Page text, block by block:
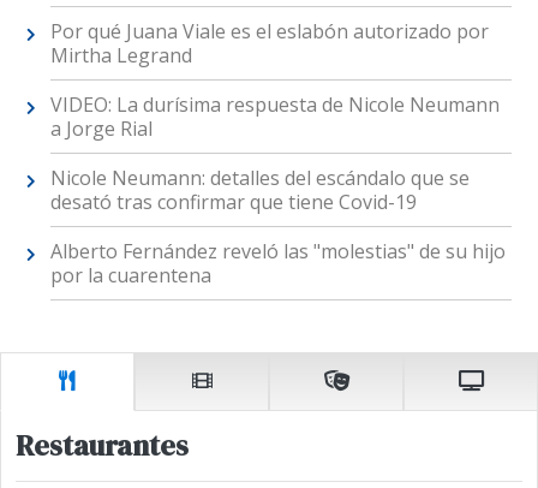
Por qué Juana Viale es el eslabón autorizado por
Mirtha Legrand
VIDEO: La durísima respuesta de Nicole Neumann
a Jorge Rial
Nicole Neumann: detalles del escándalo que se
desató tras confirmar que tiene Covid-19
Alberto Fernández reveló las "molestias" de su hijo
por la cuarentena
Restaurantes